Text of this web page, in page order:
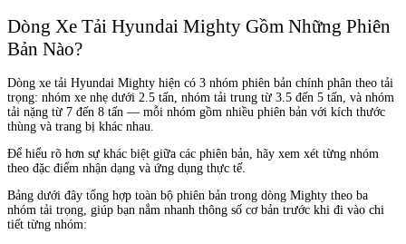
Dòng Xe Tải Hyundai Mighty Gồm Những Phiên
Bản Nào?
Dòng xe tải Hyundai Mighty hiện có 3 nhóm phiên bản chính phân theo tải
trọng: nhóm xe nhẹ dưới 2.5 tấn, nhóm tải trung từ 3.5 đến 5 tấn, và nhóm
tải nặng từ 7 đến 8 tấn — mỗi nhóm gồm nhiều phiên bản với kích thước
thùng và trang bị khác nhau.
Để hiểu rõ hơn sự khác biệt giữa các phiên bản, hãy xem xét từng nhóm
theo đặc điểm nhận dạng và ứng dụng thực tế.
Bảng dưới đây tổng hợp toàn bộ phiên bản trong dòng Mighty theo ba
nhóm tải trọng, giúp bạn nắm nhanh thông số cơ bản trước khi đi vào chi
tiết từng nhóm: